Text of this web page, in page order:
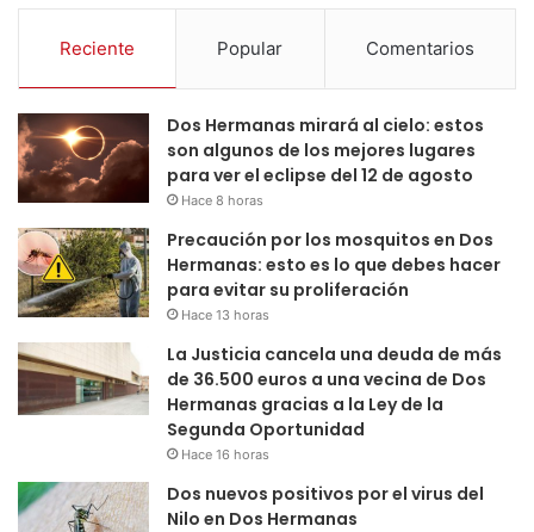
Reciente Popular Comentarios
Dos Hermanas mirará al cielo: estos
son algunos de los mejores lugares
para ver el eclipse del 12 de agosto
Hace 8 horas
Precaución por los mosquitos en Dos
Hermanas: esto es lo que debes hacer
para evitar su proliferación
Hace 13 horas
La Justicia cancela una deuda de más
de 36.500 euros a una vecina de Dos
Hermanas gracias a la Ley de la
Segunda Oportunidad
Hace 16 horas
Dos nuevos positivos por el virus del
Nilo en Dos Hermanas